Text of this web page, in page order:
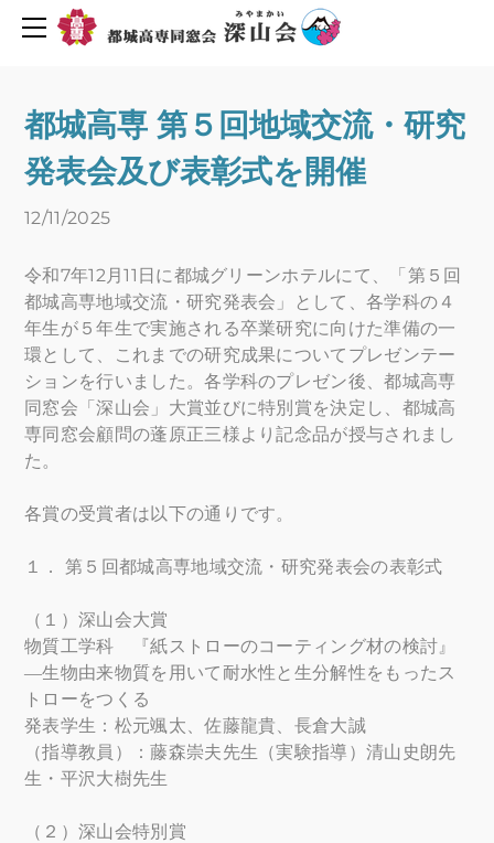
都城高専 第５回地域交流・研究
発表会及び表彰式を開催
12/11/2025
令和7年12月11日に都城グリーンホテルにて、「第５回
都城高専地域交流・研究発表会」として、各学科の４
年生が５年生で実施される卒業研究に向けた準備の一
環として、これまでの研究成果についてプレゼンテー
ションを行いました。各学科のプレゼン後、都城高専
同窓会「深山会」大賞並びに特別賞を決定し、都城高
専同窓会顧問の蓬原正三様より記念品が授与されまし
た。
各賞の受賞者は以下の通りです。
１． 第５回都城高専地域交流・研究発表会の表彰式
（１）深山会大賞
物質工学科 『紙ストローのコーティング材の検討』
―生物由来物質を用いて耐水性と生分解性をもったス
トローをつくる
発表学生：松元颯太、佐藤龍貴、長倉大誠
（指導教員）：藤森崇夫先生（実験指導）清山史朗先
生・平沢大樹先生
（２）深山会特別賞
同窓会について
会則
組織図
会費・協力費のお願い
都城高専ゆめ基金へ寄付のお願い
メーリングリスト登録
H30年度行事予定
H29年度行事予定
平成30年度深山会本部活動
活動報告
活動予定
Uターン転職情報
地元企業求人情報
お問い合わせ